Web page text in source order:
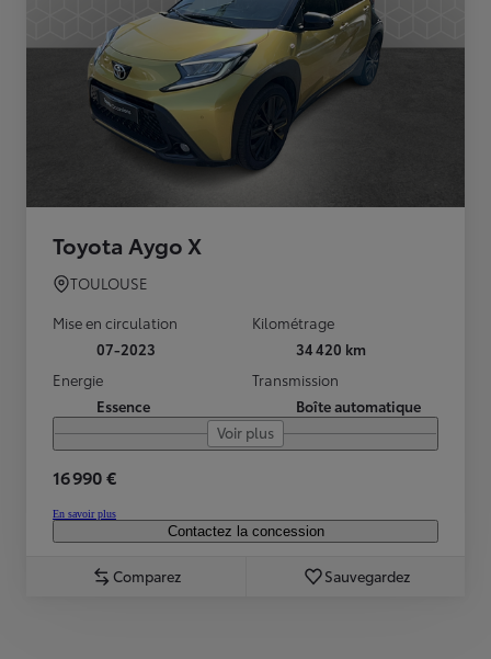
Toyota Aygo X
TOULOUSE
Mise en circulation
07-2023
Kilométrage
34 420 km
Energie
Essence
Transmission
Boîte automatique
Voir plus
16 990 €
En savoir plus
Contactez la concession
Comparez Sauvegardez